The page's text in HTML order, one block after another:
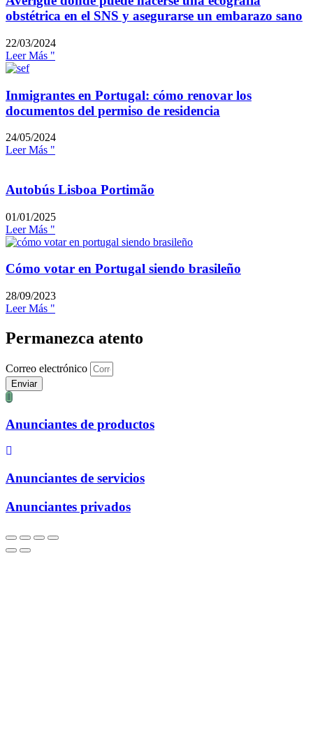
obstétrica en el SNS y asegurarse un embarazo sano
22/03/2024
Leer Más "
Inmigrantes en Portugal: cómo renovar los
documentos del permiso de residencia
24/05/2024
Leer Más "
Autobús Lisboa Portimão
01/01/2025
Leer Más "
Cómo votar en Portugal siendo brasileño
28/09/2023
Leer Más "
Permanezca atento
Correo electrónico
Enviar
Anunciantes de productos
Anunciantes de servicios
Anunciantes privados